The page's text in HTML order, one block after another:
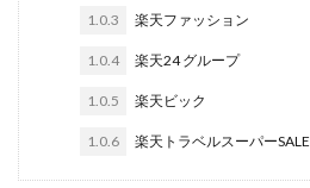
1.0.3 楽天ファッション
1.0.4 楽天24 グループ
1.0.5 楽天ビック
1.0.6 楽天トラベルスーパーSALE